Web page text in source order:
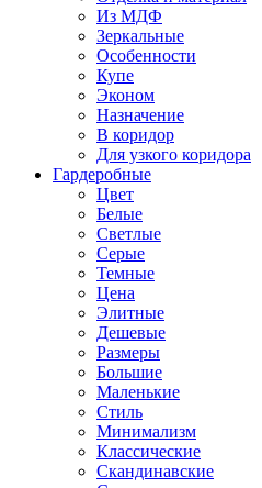
Из МДФ
Зеркальные
Особенности
Купе
Эконом
Назначение
В коридор
Для узкого коридора
Гардеробные
Цвет
Белые
Светлые
Серые
Темные
Цена
Элитные
Дешевые
Размеры
Большие
Маленькие
Стиль
Минимализм
Классические
Скандинавские